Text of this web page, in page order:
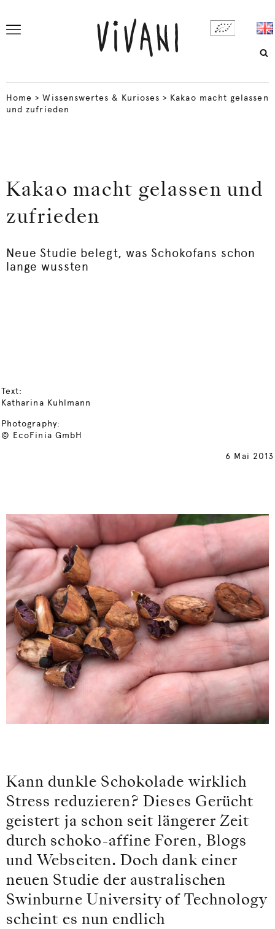
Home >Wissenswertes & Kurioses > Kakao macht gelassen
und zufrieden
Kakao macht gelassen und
zufrieden
Neue Studie belegt, was Schokofans schon
lange wussten
Text:
Katharina Kuhlmann
Photography:
© EcoFinia GmbH
6 Mai 2013
Kann dunkle Schokolade wirklich
Stress reduzieren? Dieses Gerücht
geistert ja schon seit längerer Zeit
durch schoko-affine Foren, Blogs
und Webseiten. Doch dank einer
neuen Studie der australischen
Swinburne University of Technology
scheint es nun endlich